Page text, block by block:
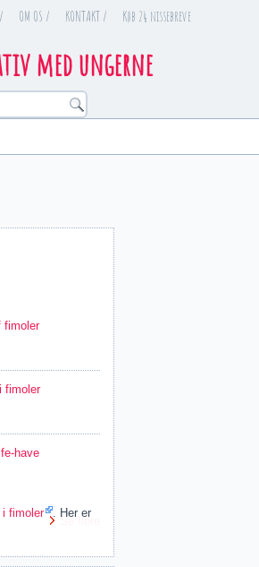
OM OS / KONTAKT / Køb 24 nissebreve
med ungerne
ifimoler
. Her er
fimoler
fimoler
have
Se flere